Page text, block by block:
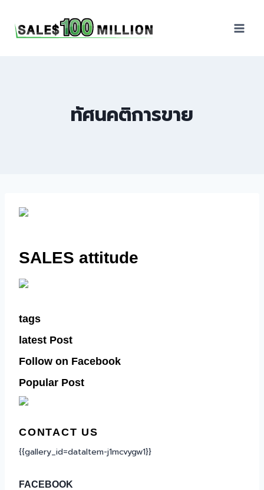
ทัศนคติการขาย
SALES attitude
tags
latest Post
Follow on Facebook
Popular Post
CONTACT US
{{gallery_id=dataItem-j1mcvygw1}}
FACEBOOK